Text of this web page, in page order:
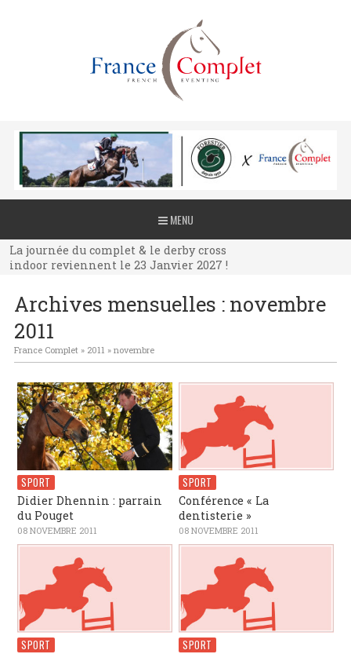
MENU
La journée du complet & le derby cross
indoor reviennent le 23 Janvier 2027 !
La journée du complet & le derby cross
indoor reviennent le 23 Janvier 2027 !
indoor reviennent le 23 Janvier 2027 !
Archives mensuelles : novembre
2011
France Complet» 2011 » novembre
SPORT
Didier Dhennin : parrain
du Pouget
08 NOVEMBRE 2011
SPORT
Conférence « La
dentisterie »
08 NOVEMBRE 2011
SPORT
SPORT